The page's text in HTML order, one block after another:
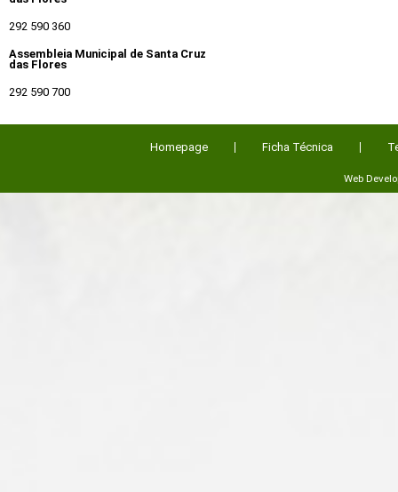
292 590 360
Assembleia Municipal de Santa Cruz
das Flores
292 590 700
Homepage Ficha Técnica
Web